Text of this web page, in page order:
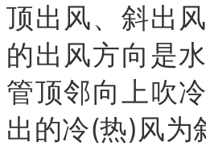
顶出风、斜出
的出风方向是
管顶邻向上吹
出的冷(热)风为